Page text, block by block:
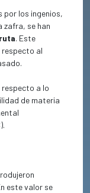
por los ingenios,
zafra, se han
. Este
respecto al
respecto a lo
de materia
este valor se